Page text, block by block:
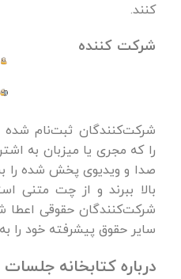
کنند.
شرکت کننده
شرکت‌کنندگان ثبت‌نام شده
را که مجری یا میزبان به
صدا و ویدیوی پخش شده را
بالا ببرند و از چت متنی
شرکت‌کنندگان حقوقی اعطا
سایر حقوق پیشرفته خود را
درباره کتابخانه جلسات